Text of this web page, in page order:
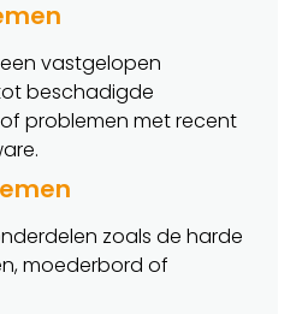
vastgelopen
beschadigde
problemen met recent
zoals de harde
moederbord of